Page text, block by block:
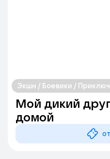
Экшн / Боевики /
Мой дикий
домой